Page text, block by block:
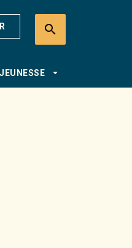
search
arrow_drop_down